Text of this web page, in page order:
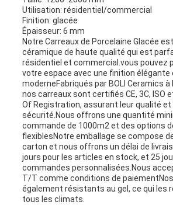
Utilisation: résidentiel/commercial
Finition: glacée
Épaisseur: 6 mm
Notre Carreaux de Porcelaine Glacée
céramique de haute qualité qui est
résidentiel et commercial.vous pouvez
votre espace avec une finition élégante
moderneFabriqués par BOLI Ceramics à
nos carreaux sont certifiés CE, 3C, ISO
Of Registration, assurant leur qualité et
sécurité.Nous offrons une quantité
commande de 1000m2 et des options
flexiblesNotre emballage se compose
carton et nous offrons un délai de
jours pour les articles en stock, et 25
commandes personnalisées.Nous
T/T comme conditions de
également résistants au gel, ce qui les
tous les climats.